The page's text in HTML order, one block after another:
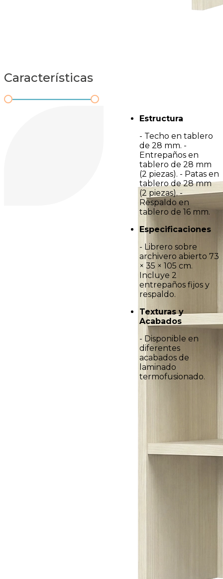
Características
Estructura
- Techo en tablero
de 28 mm. -
Entrepaños en
tablero de 28 mm
(2 piezas). - Patas en
tablero de 28 mm
(2 piezas). -
Respaldo en
tablero de 16 mm.
Especificaciones
- Librero sobre
archivero abierto 73
× 35 × 105 cm.
Incluye 2
entrepaños fijos y
respaldo.
Texturas y
Acabados
- Disponible en
diferentes
acabados de
laminado
termofusionado.